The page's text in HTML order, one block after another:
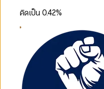
คิดเป็น0.42%